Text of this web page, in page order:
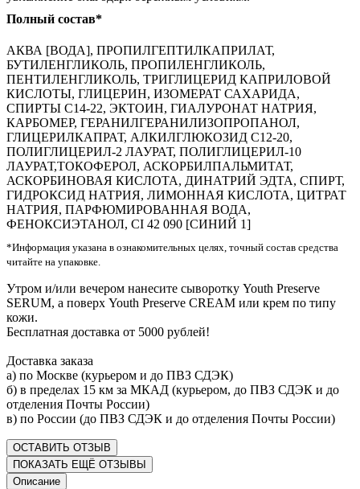
Полный состав*
АКВА [ВОДА], ПРОПИЛГЕПТИЛКАПРИЛАТ,
БУТИЛЕНГЛИКОЛЬ, ПРОПИЛЕНГЛИКОЛЬ,
ПЕНТИЛЕНГЛИКОЛЬ, ТРИГЛИЦЕРИД КАПРИЛОВОЙ
КИСЛОТЫ, ГЛИЦЕРИН, ИЗОМЕРАТ САХАРИДА,
СПИРТЫ C14-22, ЭКТОИН, ГИАЛУРОНАТ НАТРИЯ,
КАРБОМЕР, ГЕРАНИЛГЕРАНИЛИЗОПРОПАНОЛ,
ГЛИЦЕРИЛКАПРАТ, АЛКИЛГЛЮКОЗИД C12-20,
ПОЛИГЛИЦЕРИЛ-2 ЛАУРАТ, ПОЛИГЛИЦЕРИЛ-10
ЛАУРАТ,ТОКОФЕРОЛ, АСКОРБИЛПАЛЬМИТАТ,
АСКОРБИНОВАЯ КИСЛОТА, ДИНАТРИЙ ЭДТА, СПИРТ,
ГИДРОКСИД НАТРИЯ, ЛИМОННАЯ КИСЛОТА, ЦИТРАТ
НАТРИЯ, ПАРФЮМИРОВАННАЯ ВОДА,
ФЕНОКСИЭТАНОЛ, CI 42 090 [СИНИЙ 1]
*Информация указана в ознакомительных целях, точный состав средства
читайте на упаковке.
Утром и/или вечером нанесите сыворотку Youth Preserve
SERUM, а поверх Youth Preserve CREAM или крем по типу
кожи.
Бесплатная доставка от 5000 рублей!
Доставка заказа
а) по Москве (курьером и до ПВЗ СДЭК)
б) в пределах 15 км за МКАД (курьером, до ПВЗ СДЭК и до
отделения Почты России)
в) по России (до ПВЗ СДЭК и до отделения Почты России)
ОСТАВИТЬ ОТЗЫВ
ПОКАЗАТЬ ЕЩЁ ОТЗЫВЫ
Описание